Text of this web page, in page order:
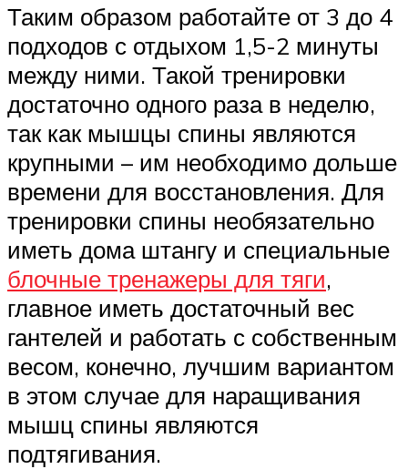
Таким образом работайте от 3 до 4
подходов с отдыхом 1,5-2 минуты
между ними. Такой тренировки
достаточно одного раза в неделю,
так как мышцы спины являются
крупными – им необходимо дольше
времени для восстановления. Для
тренировки спины необязательно
иметь дома штангу и специальные
блочные тренажеры для тяги,
главное иметь достаточный вес
гантелей и работать с собственным
весом, конечно, лучшим вариантом
в этом случае для наращивания
мышц спины являются
подтягивания.